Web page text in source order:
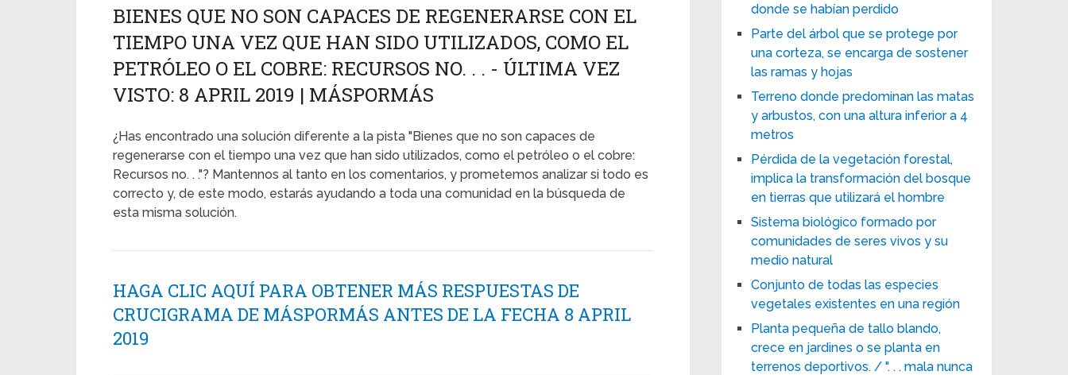
BIENES QUE NO SON CAPACES DE REGENERARSE CON EL
TIEMPO UNA VEZ QUE HAN SIDO UTILIZADOS, COMO EL
PETRÓLEO O EL COBRE: RECURSOS NO. . . - ÚLTIMA VEZ
VISTO: 8 APRIL 2019 | MÁSPORMÁS
¿Has encontrado una solución diferente a la pista "Bienes que no son capaces de
regenerarse con el tiempo una vez que han sido utilizados, como el petróleo o el cobre:
Recursos no. . ."? Mantennos al tanto en los comentarios, y prometemos analizar si todo es
correcto y, de este modo, estarás ayudando a toda una comunidad en la búsqueda de
esta misma solución.
HAGA CLIC AQUÍ PARA OBTENER MÁS RESPUESTAS DE
CRUCIGRAMA DE MÁSPORMÁS ANTES DE LA FECHA 8 APRIL
2019
donde se habían perdido
Parte del árbol que se protege por
una corteza, se encarga de sostener
las ramas y hojas
Terreno donde predominan las matas
y arbustos, con una altura inferior a 4
metros
Pérdida de la vegetación forestal,
implica la transformación del bosque
en tierras que utilizará el hombre
Sistema biológico formado por
comunidades de seres vivos y su
medio natural
Conjunto de todas las especies
vegetales existentes en una región
Planta pequeña de tallo blando,
crece en jardines o se planta en
terrenos deportivos. / ". . . mala nunca